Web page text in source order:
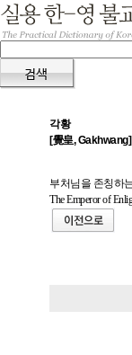
각황
[覺皇, Gakhwang]
부처님을 존칭하
The Emperor of